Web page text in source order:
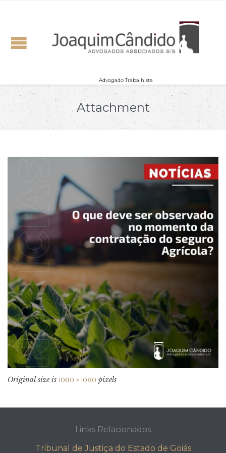
Advogado Trabalhista
Attachment
Original size is 1080 × 1080 pixels
Links Relacionados
Tribunal de Justiça do Estado de Goiás